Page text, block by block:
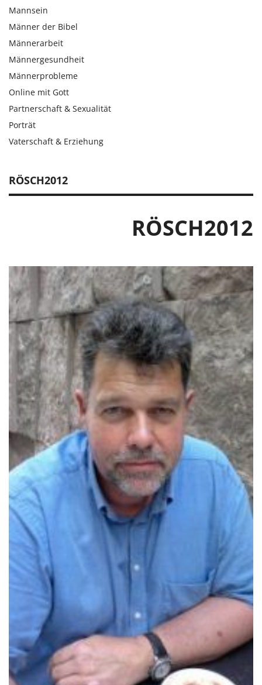
RÖSCH2012
RÖSCH2012
Mannsein
Männer der Bibel
Männerarbeit
Männergesundheit
Männerprobleme
Online mit Gott
Partnerschaft & Sexualität
Porträt
Vaterschaft & Erziehung